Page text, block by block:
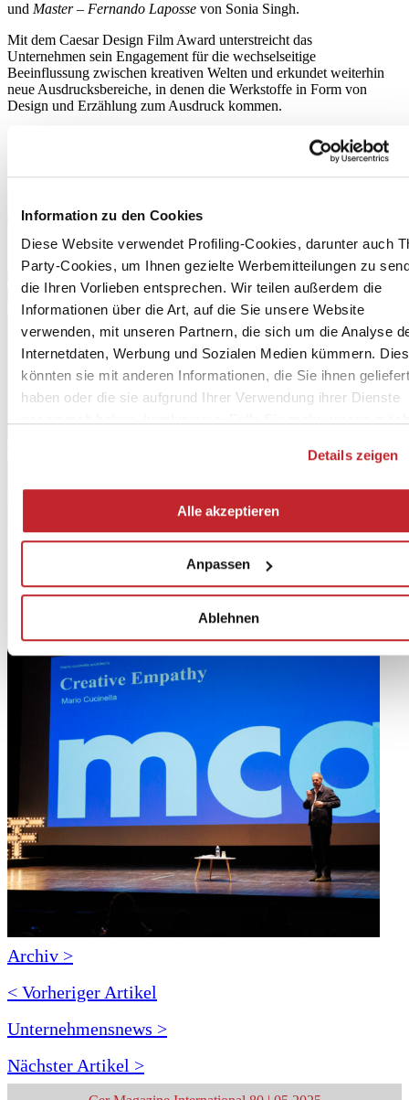
Information zu den Cookies
Diese Website verwendet Profiling-Cookies, darunter auch
Party-Cookies, um Ihnen gezielte Werbemitteilungen zu
die Ihren Vorlieben entsprechen. Wir teilen außerdem die
Informationen über die Art, auf die Sie unsere Website
verwenden, mit unseren Partnern, die sich um die Analyse
Internetdaten, Werbung und Sozialen Medien kümmern.
könnten sie mit anderen Informationen, die Sie ihnen geliefert
haben oder die sie aufgrund Ihrer Verwendung ihrer Dienste
. Die Zustimmung kann durch Klicken auf die
Profiling-Cookies erhalten möchten, können Sie Ihre
Zustimmung mit der Schaltfläche „Ablehnen“ verweigern.
Details zeigen
Alle akzeptieren
Anpassen
Ablehnen
und Master – Fernando Laposse von Sonia Singh.
Mit dem Caesar Design Film Award unterstreicht das
Unternehmen sein Engagement für die wechselseitige
Beeinflussung zwischen kreativen Welten und erkundet weiterhin
neue Ausdrucksbereiche, in denen die Werkstoffe in Form von
Design und Erzählung zum Ausdruck kommen.
Archiv >
< Vorheriger Artikel
Unternehmensnews >
Nächster Artikel >